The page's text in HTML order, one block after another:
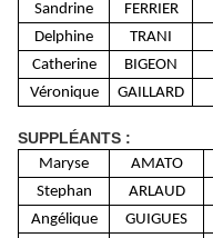
Sandrine
FERRIER
Delphine
TRANI
Catherine
BIGEON
Véronique
GAILLARD
SUPPLÉANTS :
Maryse AMATO
Stephan
ARLAUD
Angélique
GUIGUES